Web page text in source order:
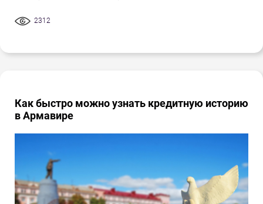
2312
Как быстро можно узнать кредитную историю
в Армавире